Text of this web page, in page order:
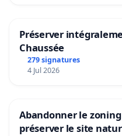
Préserver
Chaussée
279 signatures
4 Jul 2026
Abandonner le
préserver le site